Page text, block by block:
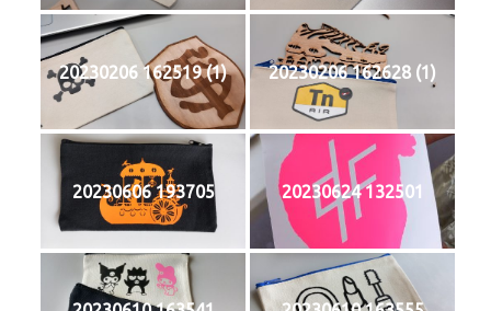
20230206 162519 (1) 20230206 162628 (1)
20230606 193705 20230624 132501